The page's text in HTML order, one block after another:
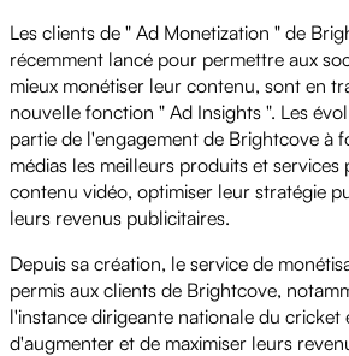
Les clients de " Ad Monetization " de
récemment lancé pour permettre aux
mieux monétiser leur contenu, sont en
nouvelle fonction " Ad Insights ". Les
partie de l'engagement de Brightcove à
médias les meilleurs produits et
contenu vidéo, optimiser leur stratégie
leurs revenus publicitaires.
Depuis sa création, le service de
permis aux clients de Brightcove,
l'instance dirigeante nationale du cricket
d'augmenter et de maximiser leurs